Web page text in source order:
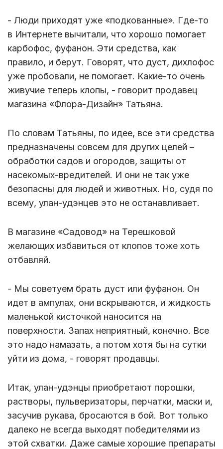
- Люди приходят уже «подкованные». Где-то
в Интернете вычитали, что хорошо помогает
карбофос, фуфанон. Эти средства, как
правило, и берут. Говорят, что дуст, дихлофос
уже пробовали, не помогает. Какие-то очень
живучие теперь клопы, - говорит продавец
магазина «Флора-Дизайн» Татьяна.
По словам Татьяны, по идее, все эти средства
предназначены совсем для других целей –
обработки садов и огородов, защиты от
насекомых-вредителей. И они не так уже
безопасны для людей и животных. Но, судя по
всему, улан-удэнцев это не останавливает.
В магазине «Садовод» на Терешковой
желающих избавиться от клопов тоже хоть
отбавляй.
- Мы советуем брать дуст или фуфанон. Он
идет в ампулах, они вскрываются, и жидкость
маленькой кисточкой наносится на
поверхности. Запах неприятный, конечно. Все
это надо намазать, а потом хотя бы на сутки
уйти из дома, - говорят продавцы.
Итак, улан-удэнцы приобретают порошки,
растворы, пульверизаторы, перчатки, маски и,
засучив рукава, бросаются в бой. Вот только
далеко не всегда выходят победителями из
этой схватки. Даже самые хорошие препараты